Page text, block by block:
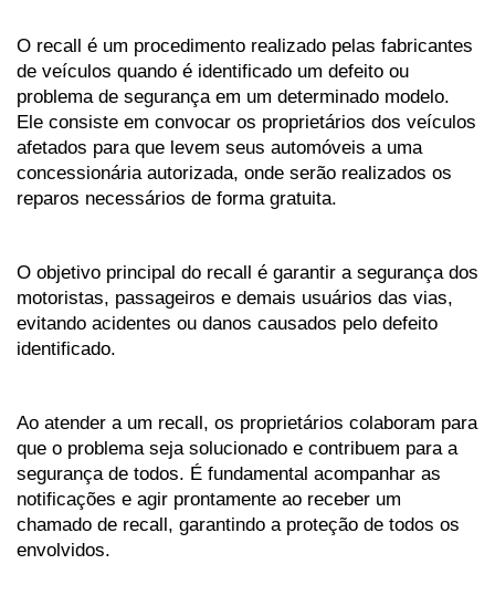
O recall é um procedimento realizado pelas fabricantes
de veículos quando é identificado um defeito ou
problema de segurança em um determinado modelo.
Ele consiste em convocar os proprietários dos veículos
afetados para que levem seus automóveis a uma
concessionária autorizada, onde serão realizados os
reparos necessários de forma gratuita.
O objetivo principal do recall é garantir a segurança dos
motoristas, passageiros e demais usuários das vias,
evitando acidentes ou danos causados pelo defeito
identificado.
Ao atender a um recall, os proprietários colaboram para
que o problema seja solucionado e contribuem para a
segurança de todos. É fundamental acompanhar as
notificações e agir prontamente ao receber um
chamado de recall, garantindo a proteção de todos os
envolvidos.